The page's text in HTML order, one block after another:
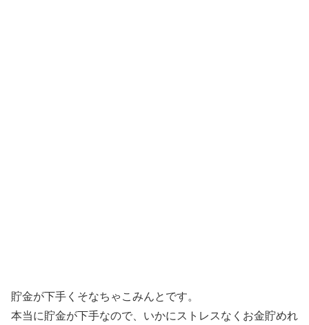
貯金が下手くそなちゃこみんとです。
本当に貯金が下手なので、いかにストレスなくお金貯めれ